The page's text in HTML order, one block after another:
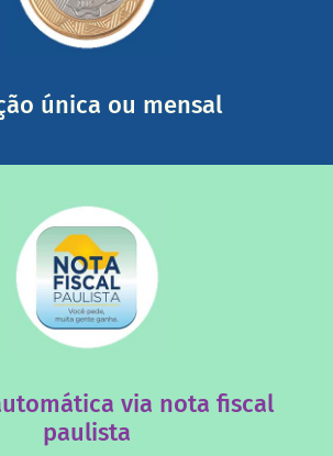
única ou mensal
tudo o que fizemos com a sua ajuda
a de outras pessoas.
via nota fiscal
paulista
saiba mais